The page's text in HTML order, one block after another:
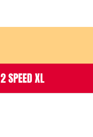
SPEED XL